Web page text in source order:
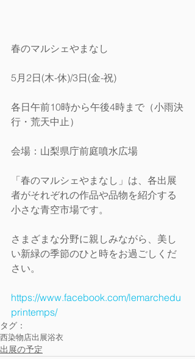
春のマルシェやまなし
5月2日(木-休)/3日(金-祝)
各日午前10時から午後4時まで（小雨決
行・荒天中止）
会場：山梨県庁前庭噴水広場
「春のマルシェやまなし」は、各出展
者がそれぞれの作品や品物を紹介する
小さな青空市場です。
さまざまな分野に親しみながら、美し
い新緑の季節のひと時をお過ごしくだ
さい。
https://www.facebook.com/lemarchedu
printemps/
タグ：
西染物店出展浴衣
出展の予定